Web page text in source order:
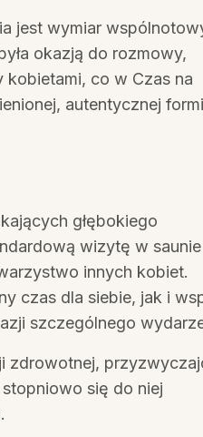
jest wymiar
okazją do rozmowy,
co w Czas na
autentycznej
głębokiego
wizytę w
innych kobiet.
czas dla siebie, jak i
szczególnego
zdrowotnej,
się do niej